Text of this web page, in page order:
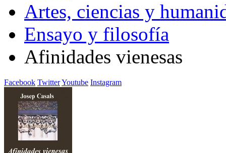
Artes, ciencias y
Ensayo y filosofía
Afinidades vienesas
Facebook TwitterYoutube Instagram